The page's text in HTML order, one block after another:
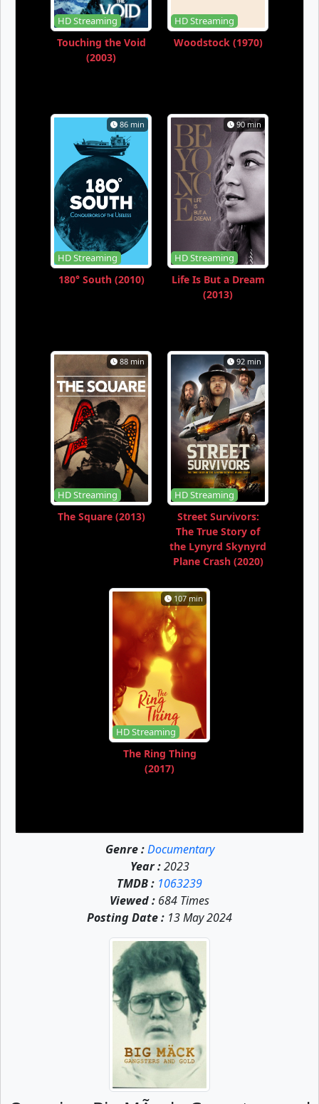
HD Streaming
Touching the Void
(2003)
HD Streaming
Woodstock (1970)
86 min
HD Streaming
180° South (2010)
90 min
HD Streaming
Life Is But a Dream
(2013)
88 min
HD Streaming
The Square (2013)
92 min
HD Streaming
Street Survivors:
The True Story of
the Lynyrd Skynyrd
Plane Crash (2020)
107 min
HD Streaming
The Ring Thing
(2017)
Genre : Documentary
Year :2023
TMDB : 1063239
Viewed : 684 Times
Posting Date : 13 May 2024